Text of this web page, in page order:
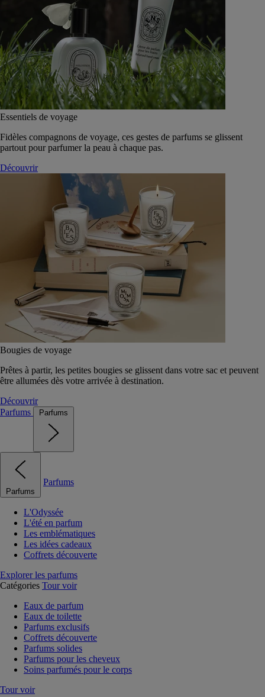
Essentiels de voyage
Fidèles compagnons de voyage, ces gestes de parfums se glissent
partout pour parfumer la peau à chaque pas.
Découvrir
Bougies de voyage
Prêtes à partir, les petites bougies se glissent dans votre sac et peuvent
être allumées dès votre arrivée à destination.
Découvrir
Parfums
Parfums
Parfums
Parfums
L'Odyssée
L'été en parfum
Les emblématiques
Les idées cadeaux
Coffrets découverte
Explorer les parfums
Catégories Tour voir
Eaux de parfum
Eaux de toilette
Parfums exclusifs
Coffrets découverte
Parfums solides
Parfums pour les cheveux
Soins parfumés pour le corps
Tour voir